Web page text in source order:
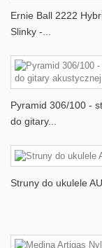
Ernie Ball 2222
Slinky -...
Pyramid 306/100 -
do gitary...
Struny do ukulele